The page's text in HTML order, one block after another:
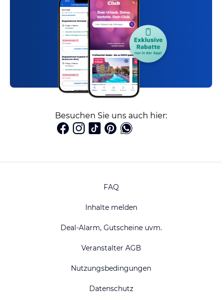
Besuchen Sie uns auch hier:
FAQ
Inhalte melden
Deal-Alarm, Gutscheine uvm.
Veranstalter AGB
Nutzungsbedingungen
Datenschutz